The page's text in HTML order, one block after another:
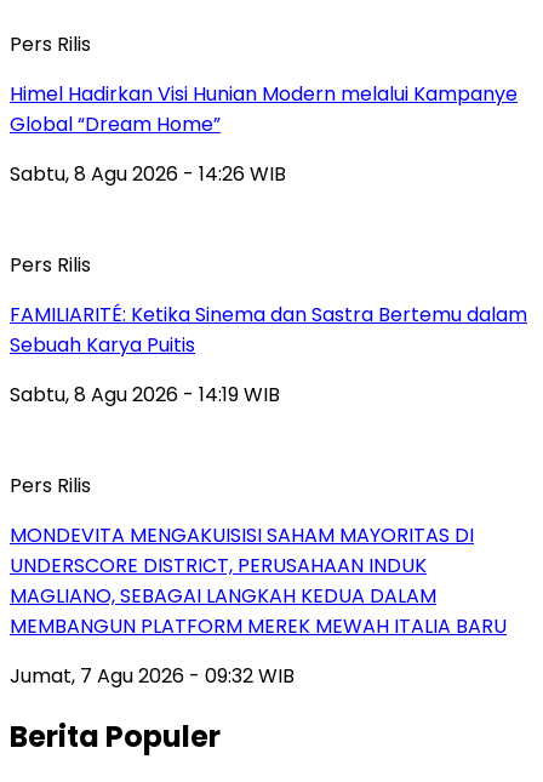
Pers Rilis
Himel Hadirkan Visi Hunian Modern melalui Kampanye
Global “Dream Home”
Sabtu, 8 Agu 2026 - 14:26 WIB
Pers Rilis
FAMILIARITÉ: Ketika Sinema dan Sastra Bertemu dalam
Sebuah Karya Puitis
Sabtu, 8 Agu 2026 - 14:19 WIB
Pers Rilis
MONDEVITA MENGAKUISISI SAHAM MAYORITAS DI
UNDERSCORE DISTRICT, PERUSAHAAN INDUK
MAGLIANO, SEBAGAI LANGKAH KEDUA DALAM
MEMBANGUN PLATFORM MEREK MEWAH ITALIA BARU
Jumat, 7 Agu 2026 - 09:32 WIB
Berita Populer